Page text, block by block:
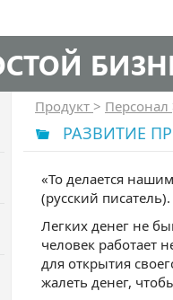
Продукт > Персонал
РАЗВИТИЕ
«То делается
(русский писатель).
Легких денег не
человек работает
для открытия
жалеть денег,